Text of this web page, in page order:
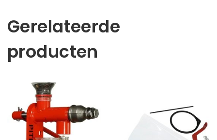
Gerelateerde
producten